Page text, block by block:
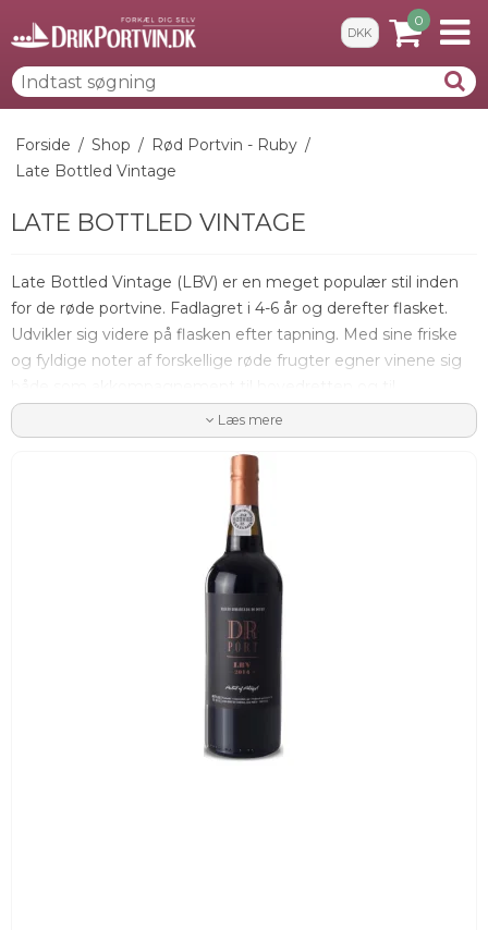
DKK
0
Forside / Shop / Rød Portvin - Ruby /
Late Bottled Vintage
LATE BOTTLED VINTAGE
Late Bottled Vintage (LBV) er en meget populær stil inden
for de røde portvine. Fadlagret i 4-6 år og derefter flasket.
Udvikler sig videre på flasken efter tapning. Med sine friske
og fyldige noter af forskellige røde frugter egner vinene sig
desserten.
- Se mere grundig beskrivelse nederst på siden...
Læs mere